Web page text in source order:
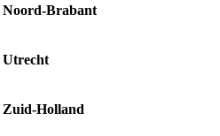
Noord-Brabant
Utrecht
Zuid-Holland